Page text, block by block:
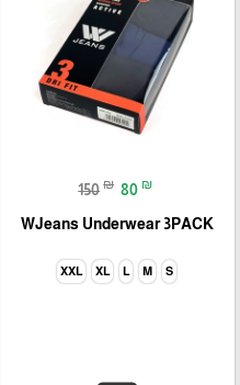
150 ₪ 80 ₪
WJeans Underwear 3PACK
S
M
L
XL
XXL